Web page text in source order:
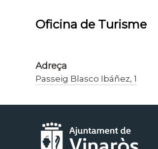
Oficina de Turisme
Adreça
Passeig Blasco Ibáñez, 1